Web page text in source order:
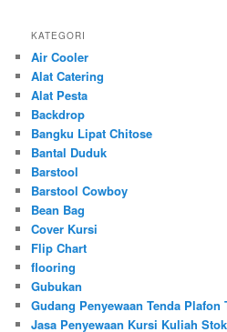
KATEGORI
Air Cooler
Alat Catering
Alat Pesta
Backdrop
Bangku Lipat Chitose
Bantal Duduk
Barstool
Barstool Cowboy
Bean Bag
Cover Kursi
Flip Chart
flooring
Gubukan
Gudang Penyewaan Tenda Plafon
Jasa Penyewaan Kursi Kuliah